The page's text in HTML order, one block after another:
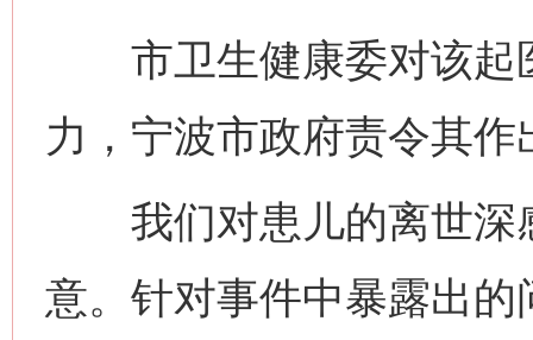
市卫生健康委对该起
力，宁波市政府责令其
我们对患儿的离世深
意。针对事件中暴露出